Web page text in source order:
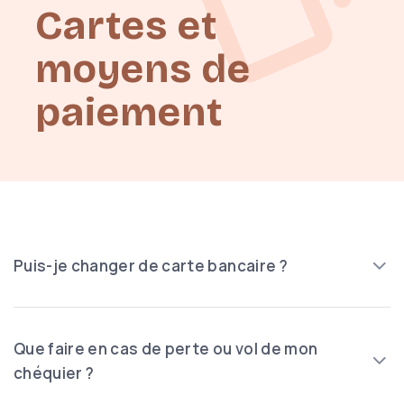
Cartes et
moyens de
paiement
Puis-je changer de carte bancaire ?
Que faire en cas de perte ou vol de mon
chéquier ?